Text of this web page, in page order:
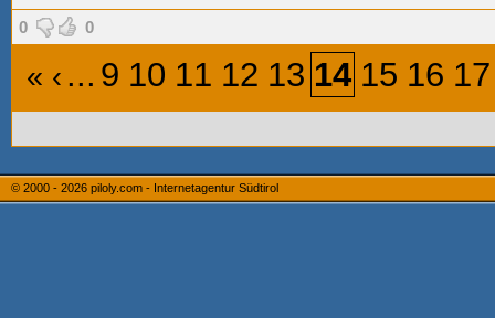
0 0
« ‹ ... 9 10 11 12 13 14 15 16 17
© 2000 - 2026 piloly.com - Internetagentur Südtirol